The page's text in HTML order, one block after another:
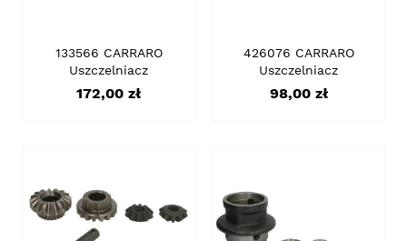
133566 CARRARO
Uszczelniacz
Cena
172,00 zł
426076 CARRARO
Uszczelniacz
Cena
98,00 zł